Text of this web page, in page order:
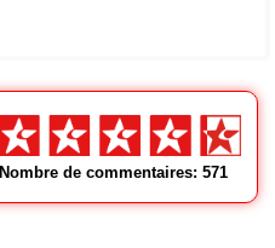
Nombre de commentaires: 571